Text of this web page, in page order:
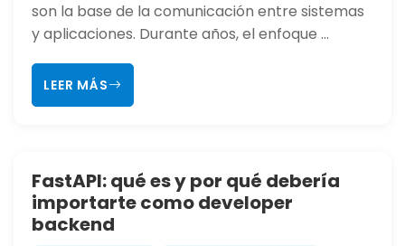
son la base de la comunicación entre sistemas
y aplicaciones. Durante años, el enfoque ...
LEER MÁS
FastAPI: qué es y por qué debería
importarte como developer
backend